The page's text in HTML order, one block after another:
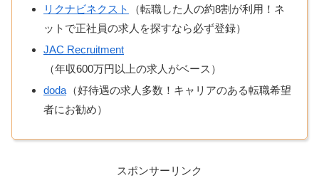
リクナビネクスト
（転職した人の約8割が利用！ネ
ットで正社員の求人を探すなら必ず登録）
JAC Recruitment
（年収600万円以上の求人がベース）
doda （好待遇の求人多数！キャリアのある転職希望
者にお勧め）
スポンサーリンク